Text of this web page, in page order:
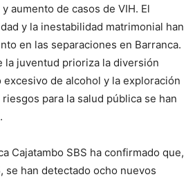
aumento de casos de VIH. El
y la inestabilidad matrimonial han
en las separaciones en Barranca.
la juventud prioriza la diversión
de alcohol y la exploración
para la salud pública se han
Cajatambo SBS ha confirmado que,
se han detectado ocho nuevos